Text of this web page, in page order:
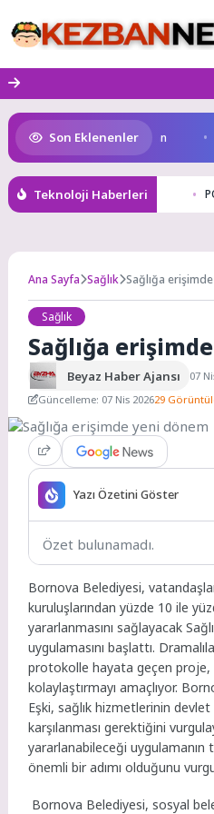
to
content
Son Eklenenler
Başkan Büyükakın’dan
Teknoloji Haberleri
Ana Sayfa Sağlık Sağlığa
Sağlık
Sağlığa
Beyaz Haber Ajansı
07
Güncelleme: 07 Nis 202629
Yazı Özetini Göster
Özet bulunamadı.
Bornova Belediyesi,
kuruluşlarından yüzde 10 ile
yararlanmasını sağlayacak
uygulamasını başlattı.
protokolle hayata geçen proje,
kolaylaştırmayı amaçlıyor.
Eşki, sağlık hizmetlerinin
karşılanması gerektiğini
yararlanabileceği uygulamanın
önemli bir adımı olduğunu
Bornova Belediyesi, sosyal